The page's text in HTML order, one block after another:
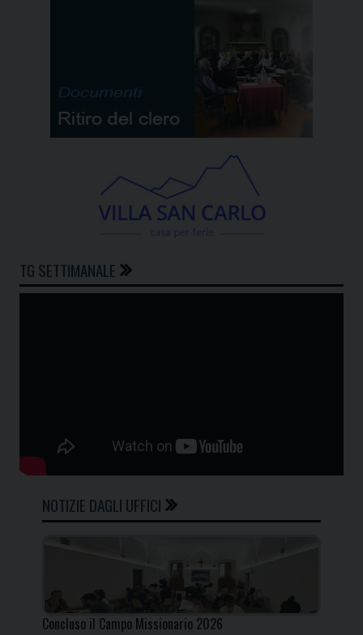
TG SETTIMANALE
NOTIZIE DAGLI UFFICI
Concluso il Campo Missionario 2026